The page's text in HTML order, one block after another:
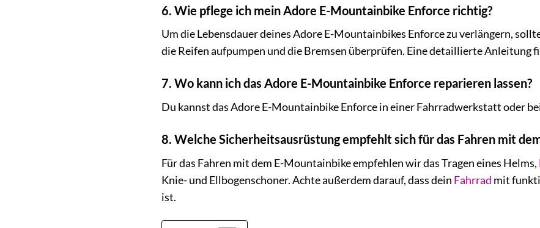
6. Wie pflege ich mein Adore E-Mountainbike Enforce richtig?
Um die Lebensdauer deines Adore E-Mountainbikes Enforce zu verlängern,
die Reifen aufpumpen und die Bremsen überprüfen. Eine detaillierte Anleitung
7. Wo kann ich das Adore E-Mountainbike Enforce reparieren lassen?
Du kannst das Adore E-Mountainbike Enforce in einer Fahrradwerkstatt oder
8. Welche Sicherheitsausrüstung empfehlt sich für das Fahren mit
Für das Fahren mit dem E-Mountainbike empfehlen wir das Tragen eines Helms,
Knie- und Ellbogenschoner. Achte außerdem darauf, dass dein Fahrrad mit
ist.